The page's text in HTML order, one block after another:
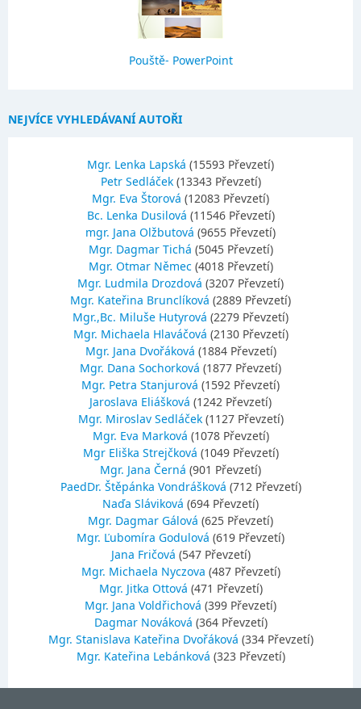
Pouště- PowerPoint
NEJVÍCE VYHLEDÁVANÍ AUTOŘI
Mgr. Lenka Lapská (15593 Převzetí)
Petr Sedláček (13343 Převzetí)
Mgr. Eva Štorová (12083 Převzetí)
Bc. Lenka Dusilová (11546 Převzetí)
mgr. Jana Olžbutová (9655 Převzetí)
Mgr. Dagmar Tichá (5045 Převzetí)
Mgr. Otmar Němec (4018 Převzetí)
Mgr. Ludmila Drozdová (3207 Převzetí)
Mgr. Kateřina Brunclíková (2889 Převzetí)
Mgr.,Bc. Miluše Hutyrová (2279 Převzetí)
Mgr. Michaela Hlaváčová (2130 Převzetí)
Mgr. Jana Dvořáková (1884 Převzetí)
Mgr. Dana Sochorková (1877 Převzetí)
Mgr. Petra Stanjurová (1592 Převzetí)
Jaroslava Eliášková (1242 Převzetí)
Mgr. Miroslav Sedláček (1127 Převzetí)
Mgr. Eva Marková (1078 Převzetí)
Mgr Eliška Strejčková (1049 Převzetí)
Mgr. Jana Černá (901 Převzetí)
PaedDr. Štěpánka Vondrášková (712 Převzetí)
Naďa Sláviková (694 Převzetí)
Mgr. Dagmar Gálová (625 Převzetí)
Mgr. Ľubomíra Godulová (619 Převzetí)
Jana Fričová (547 Převzetí)
Mgr. Michaela Nyczova (487 Převzetí)
Mgr. Jitka Ottová (471 Převzetí)
Mgr. Jana Voldřichová (399 Převzetí)
Dagmar Nováková (364 Převzetí)
Mgr. Stanislava Kateřina Dvořáková (334 Převzetí)
Mgr. Kateřina Lebánková (323 Převzetí)